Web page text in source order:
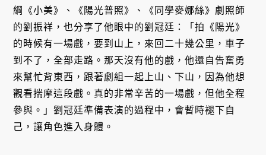
綱《小美》、《陽光普照》、《同學麥娜絲》劇照師
的劉振祥，也分享了他眼中的劉冠廷：「拍《陽光》
的時候有一場戲，要到山上，來回二十幾公里，車子
到不了，全部走路。那天沒有他的戲，他還自告奮勇
來幫忙背東西，跟著劇組一起上山、下山，因為他想
觀看揣摩這段戲。真的非常辛苦的一場戲，但他全程
參與。」劉冠廷準備表演的過程中，會暫時褪下自
己，讓角色進入身體。